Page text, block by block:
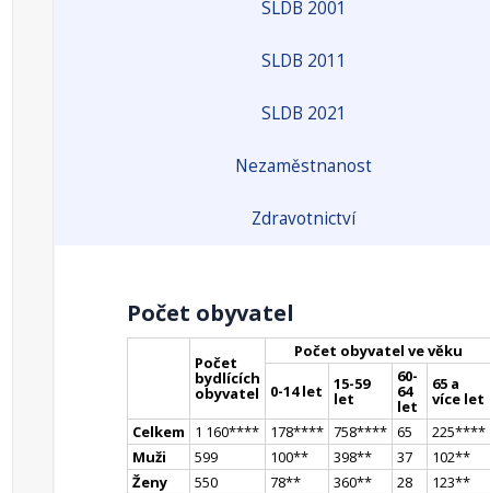
SLDB 2001
SLDB 2011
SLDB 2021
Nezaměstnanost
Zdravotnictví
Počet obyvatel
Počet
bydlících
obyvatel
Počet obyvatel ve věku
0-14 let 15-59
let
60-
64
let
65 a
více let
Celkem
1 160**** 178**** 758**** 65 225****
Muži
599 100** 398** 37 102**
Ženy
550 78** 360** 28 123**